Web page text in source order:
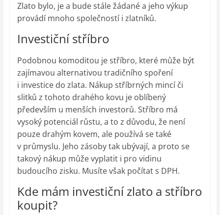
Zlato bylo, je a bude stále žádané a jeho výkup
provádí mnoho společností i zlatníků.
Investiční stříbro
Podobnou komoditou je stříbro, které může být
zajímavou alternativou tradičního spoření
i investice do zlata. Nákup stříbrných mincí či
slitků z tohoto drahého kovu je oblíbený
především u menších investorů. Stříbro má
vysoký potenciál růstu, a to z důvodu, že není
pouze drahým kovem, ale používá se také
v průmyslu. Jeho zásoby tak ubývají, a proto se
takový nákup může vyplatit i pro vidinu
budoucího zisku. Musíte však počítat s DPH.
Kde mám investiční zlato a stříbro
koupit?